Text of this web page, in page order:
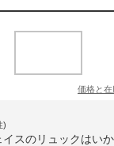
価格と在
)
スのリュックはい